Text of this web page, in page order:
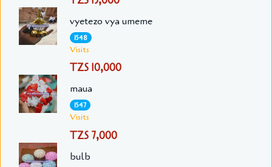
vyetezo vya umeme
1548
Visits
TZS 10,000
maua
1547
Visits
TZS 7,000
bulb